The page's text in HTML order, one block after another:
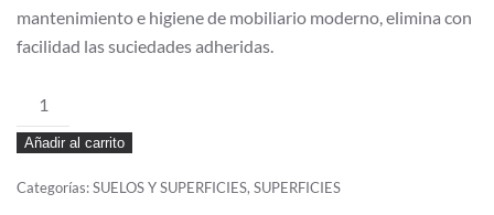
mantenimiento e higiene de mobiliario moderno, elimina con
facilidad las suciedades adheridas.
LIMPIADOR
MULTIUSOS
SPRINT
1L
Añadir al carrito
Categorías:SUELOS Y SUPERFICIES, SUPERFICIES